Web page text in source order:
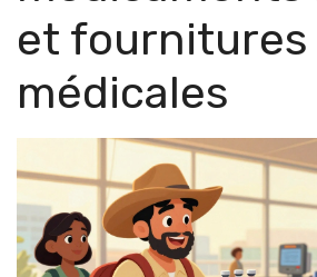
et fournitures
médicales